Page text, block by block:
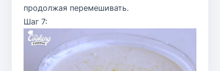
продолжая перемешивать.
Шаг 7: